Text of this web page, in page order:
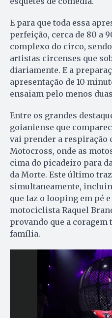
E para que toda essa
perfeição, cerca de 80 a
complexo do circo,
artistas circenses que
diariamente. E a
apresentação de 10
ensaiam pelo menos
Entre os grandes
goianiense que
vai prender a respiração
Motocross, onde as
cima do picadeiro para
da Morte. Este último
simultaneamente,
que faz o looping em pé e
motociclista Raquel
provando que a coragem
família.